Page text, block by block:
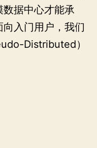
据中心才能承
入门用户，我们
Distributed）